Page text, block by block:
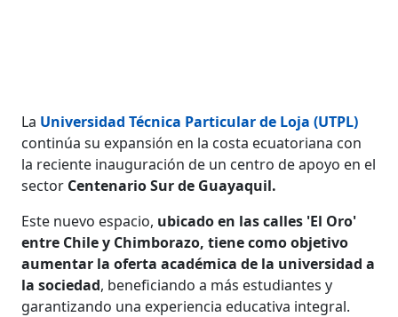
La Universidad Técnica Particular de Loja (UTPL)
continúa su expansión en la costa ecuatoriana con
la reciente inauguración de un centro de apoyo en el
sector Centenario Sur de Guayaquil.
Este nuevo espacio, ubicado en las calles 'El Oro'
entre Chile y Chimborazo, tiene como objetivo
aumentar la oferta académica de la universidad a
la sociedad, beneficiando a más estudiantes y
garantizando una experiencia educativa integral.